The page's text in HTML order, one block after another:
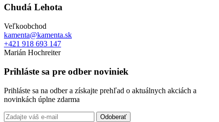
Chudá Lehota
Veľkoobchod
kamenta@kamenta.sk
+421 918 693 147
Marián Hochreiter
Prihláste sa pre odber noviniek
Prihláste sa na odber a získajte prehľad o aktuálnych akciách a
novinkách úplne zdarma
Odoberať